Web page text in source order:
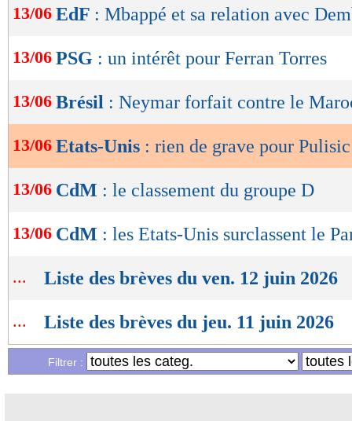
de
OK
13/06 EdF : Mbappé et sa relation avec
13/06 PSG : un intérêt pour Ferran Torres
13/06 Brésil : Neymar forfait contre le
13/06 Etats-Unis : rien de grave pour Pulisic
13/06 CdM : le classement du groupe D
13/06 CdM : les Etats-Unis surclassent le
... Liste des brèves du ven. 12 juin 2026
... Liste des brèves du jeu. 11 juin 2026
Filtrer :